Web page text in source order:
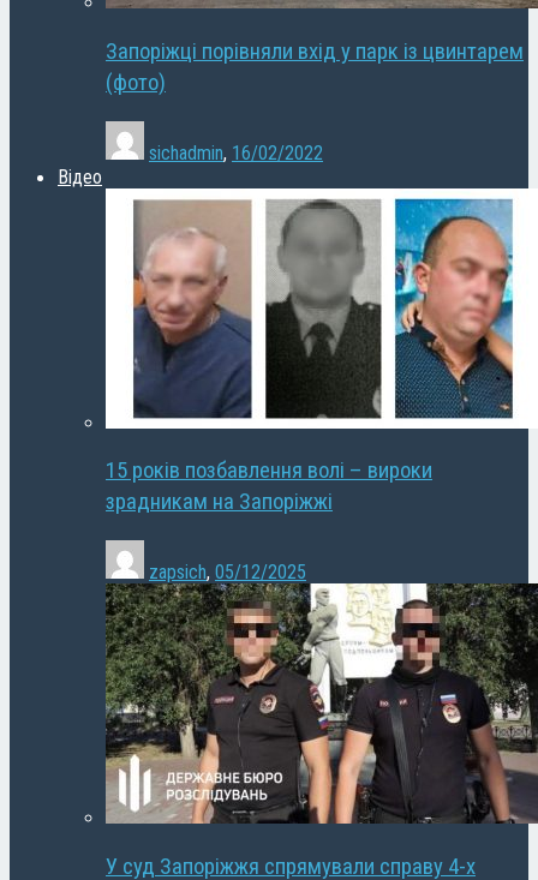
Запоріжці порівняли вхід у парк із цвинтарем
(фото)
sichadmin, 16/02/2022
Відео
15 років позбавлення волі – вироки
зрадникам на Запоріжжі
zapsich, 05/12/2025
У суд Запоріжжя спрямували справу 4-х